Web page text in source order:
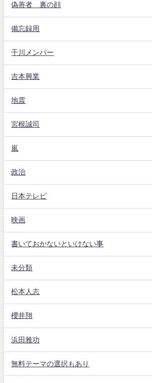
偽善者 裏の顔
備忘録用
千川メンバー
吉本興業
地震
宮根誠司
嵐
政治
日本テレビ
映画
書いておかないといけない事
未分類
松本人志
櫻井翔
浜田雅功
無料テーマの選択もあり